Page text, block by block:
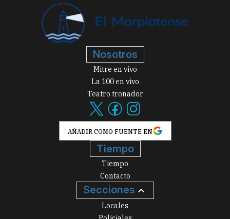
Nosotros
Mitre en vivo
La 100 en vivo
Teatro tronador
AÑADIR COMO FUENTE EN
Tiempo
Tiempo
Contacto
Secciones
Locales